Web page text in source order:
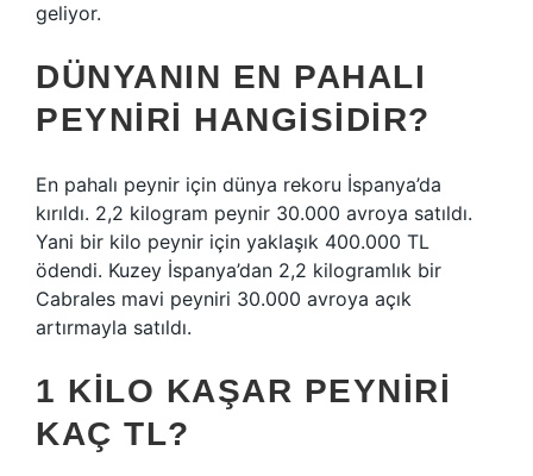
geliyor.
DÜNYANIN EN PAHALI
PEYNIRI HANGISIDIR?
En pahalı peynir için dünya rekoru İspanya’da
kırıldı. 2,2 kilogram peynir 30.000 avroya satıldı.
Yani bir kilo peynir için yaklaşık 400.000 TL
ödendi. Kuzey İspanya’dan 2,2 kilogramlık bir
Cabrales mavi peyniri 30.000 avroya açık
artırmayla satıldı.
1 KILO KAŞAR PEYNIRI
KAÇ TL?